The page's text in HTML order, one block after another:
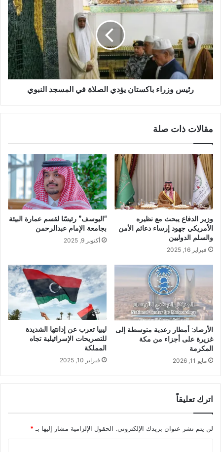
رئيس وزراء باكستان يؤدي الصلاة في المسجد النبوي
مقالات ذات صلة
وزير الدفاع يبحث مع نظيره
الأمريكي جهود إرساء دعائم الأمن
والسلم الدوليين
فبراير 16, 2025
“اليوسف” رئيسًا لقسم عمارة البيئة
بجامعة الإمام عبدالرحمن
أكتوبر 9, 2025
الأرصاد: أمطار رعدية متوسطة إلى
غزيرة على أجزاء من مكة
المكرمة
مايو 11, 2026
ليبيا تعرب عن إدانتها الشديدة
للتصريحات الإسرائيلية تجاه
المملكة
فبراير 10, 2025
اترك تعليقاً
لن يتم نشر عنوان بريدك الإلكتروني. الحقول الإلزامية مشار إليها بـ *